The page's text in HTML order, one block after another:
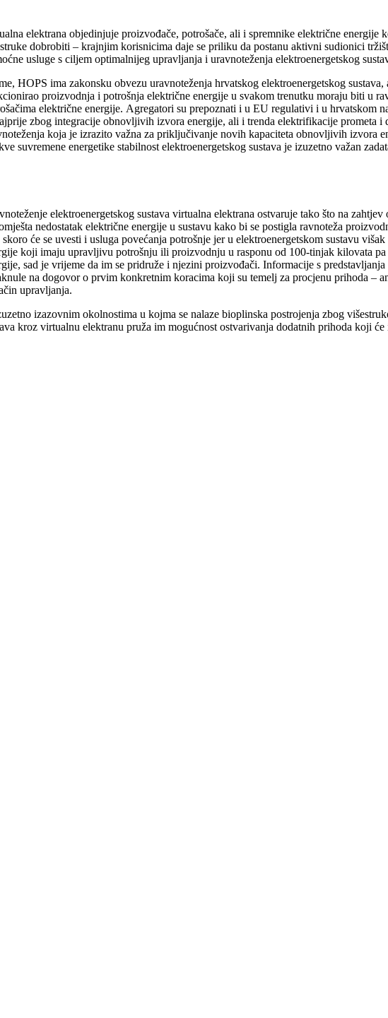
elektrana objedinjuje proizvođače, potrošače, ali i spremnike električne
dobrobiti – krajnjim korisnicima daje se priliku da postanu aktivni sudionici
usluge s ciljem optimalnijeg upravljanja i uravnoteženja elektroenergetskog
HOPS ima zakonsku obvezu uravnoteženja hrvatskog elektroenergetskog
proizvodnja i potrošnja električne energije u svakom trenutku moraju biti u
električne energije. Agregatori su prepoznati i u EU regulativi i u hrvatskom
zbog integracije obnovljivih izvora energije, ali i trenda elektrifikacije prometa i
koja je izrazito važna za priključivanje novih kapaciteta obnovljivih izvora
suvremene energetike stabilnost elektroenergetskog sustava je izuzetno važan
elektroenergetskog sustava virtualna elektrana ostvaruje tako što na
nedostatak električne energije u sustavu kako bi se postigla ravnoteža
će se uvesti i usluga povećanja potrošnje jer u elektroenergetskom sustavu
koji imaju upravljivu potrošnju ili proizvodnju u rasponu od 100-tinjak kilovata
sad je vrijeme da im se pridruže i njezini proizvođači. Informacije s
na dogovor o prvim konkretnim koracima koji su temelj za procjenu prihoda –
upravljanja.
izazovnim okolnostima u kojma se nalaze bioplinska postrojenja zbog
kroz virtualnu elektranu pruža im mogućnost ostvarivanja dodatnih prihoda koji